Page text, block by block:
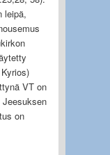
leipä,
VT on
on